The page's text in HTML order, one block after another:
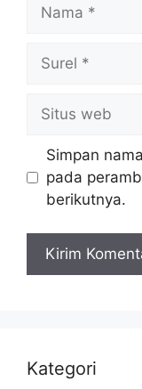
web
Simpan
pada
berikutnya.
Kategori